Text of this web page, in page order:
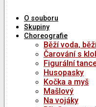
O souboru
Skupiny
Choreografie
Běží voda,
Čarování s
Figurální
Husopasky
Kočka a myš
Mašlový
Na vojáky